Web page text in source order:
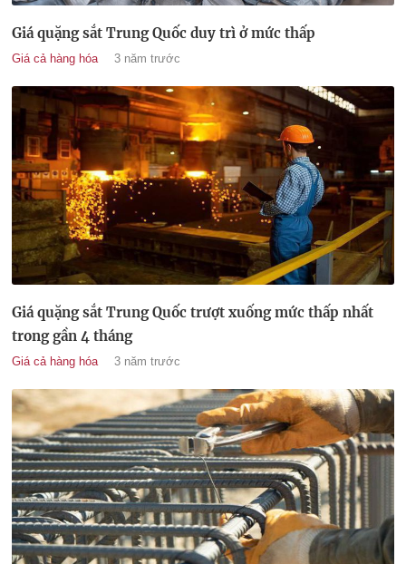
Giá quặng sắt Trung Quốc duy trì ở mức thấp
Giá cả hàng hóa 3 năm trước
Giá quặng sắt Trung Quốc trượt xuống mức thấp nhất
trong gần 4 tháng
Giá cả hàng hóa 3 năm trước